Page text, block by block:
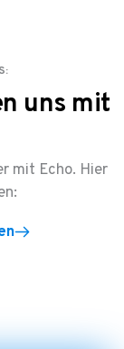
uns mit
mit Echo. Hier